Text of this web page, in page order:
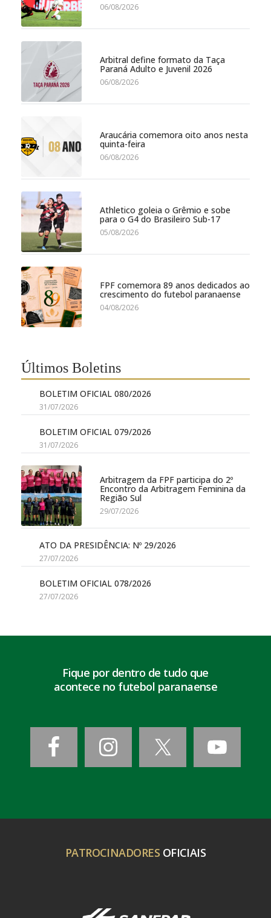
06/08/2026
Arbitral define formato da Taça
Paraná Adulto e Juvenil 2026
06/08/2026
Araucária comemora oito anos nesta
quinta-feira
06/08/2026
Athletico goleia o Grêmio e sobe
para o G4 do Brasileiro Sub-17
05/08/2026
FPF comemora 89 anos dedicados ao
crescimento do futebol paranaense
04/08/2026
Últimos Boletins
BOLETIM OFICIAL 080/2026
31/07/2026
BOLETIM OFICIAL 079/2026
31/07/2026
Arbitragem da FPF participa do 2º
Encontro da Arbitragem Feminina da
Região Sul
29/07/2026
ATO DA PRESIDÊNCIA: Nº 29/2026
27/07/2026
BOLETIM OFICIAL 078/2026
27/07/2026
Fique por dentro de tudo que
acontece no futebol paranaense
PATROCINADORES OFICIAIS